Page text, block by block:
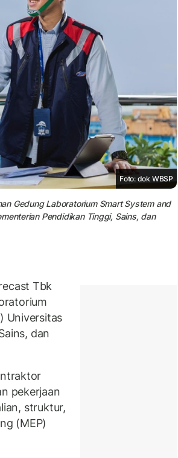
Foto: dok WBSP
Gedung Laboratorium Smart System and
Pendidikan Tinggi, Sains, dan
Tbk
Universitas
dan
pekerjaan
struktur,
(MEP)